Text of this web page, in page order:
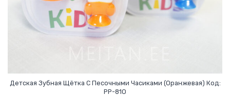
Детская Зубная Щётка С Песочными Часиками (оранжевая) Код:
PP-81O